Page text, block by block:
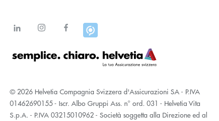
© 2026 Helvetia Compagnia Svizzera d'Assicurazioni SA - P.IVA
01462690155 - Iscr. Albo Gruppi Ass. n° ord. 031 - Helvetia Vita
S.p.A. - P.IVA 03215010962 - Società soggetta alla Direzione ed al